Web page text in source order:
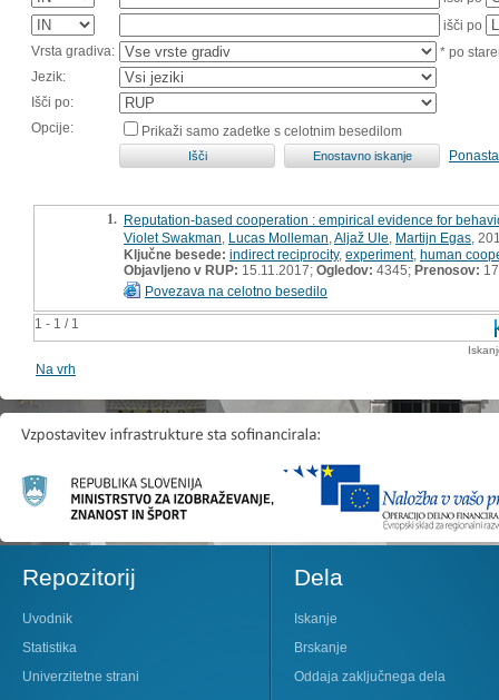
išči po
Vrsta gradiva:
* po
Jezik:
Išči po:
Opcije:
Prikaži samo zadetke s celotnim besedilom
1 - 1 / 1
1. Reputation-based cooperation : empirical evidence for
Violet Swakman Lucas Molleman Aljaž Ule Martijn Egas ,
Ključne besede: indirect reciprocity, experiment, human
Objavljeno v RUP: 15.11.2017; Ogledov: 4345; Prenosov:
Povezava na celotno besedilo
Na vrh
Repozitorij
Uvodnik
Statistika
Univerzitetne strani
Dela
Iskanje
Brskanje
Oddaja zaključnega dela